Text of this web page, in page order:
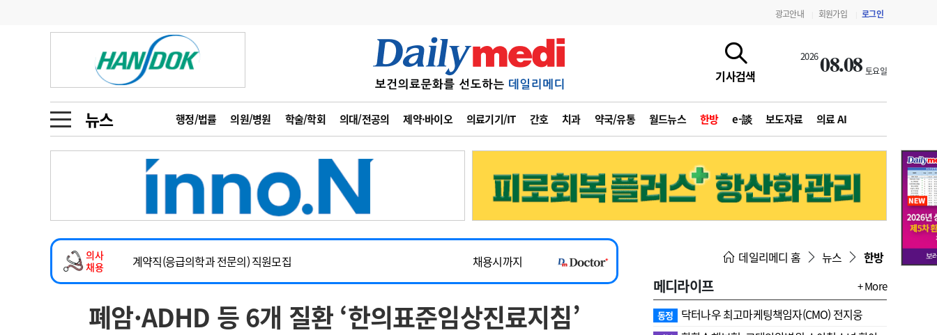
광고안내 회원가입 로그인
기사검색
202608.08 토요일
뉴스 행정/법률 의원/병원 학술/학회 의대/전공의 제약·바이오 의료기기/IT 간호 치과 약국/유통 월드뉴스 한방 e-談 보도자료 의료 AI
금주의 검색어
1
의사인력 수급 추계
3
AI의료
4
전공의 모집 결과
6
관리급여 실시
수련환경 개선
의과대학 입시
인사 사고
오피니언 수첩
인물 초대석 피플
동영상뉴스
포토뉴스
메디 Hospital 지역병원 중소병원
인포메이션 행정처분 판례 정책/통계 공시 지침·기준·평가 약제급여 심사 결과
고객센터 회사소개 법적고지 광고안내
의사
채용
2026년 하반기 인턴 모집
~2026-08-31
마취통증의학과 임기제 임상의사 채용
채용시까지
계약직(응급의학과 전문의) 직원모집
채용시까지
하반기 전공의(레지던트1년차) 모집
~2026-08-15
2026년 하반기 인턴 모집
~2026-08-31
폐암·ADHD 등 6개 질환 ‘한의표준임상진료지침’
데일리메디 홈 뉴스 한방
메디라이프 + More
동정 닥터나우 최고마케팅책임자(CMO) 전지웅